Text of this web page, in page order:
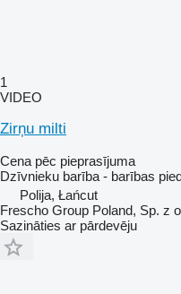
1
VIDEO
Zirņu milti
Cena pēc pieprasījuma
Dzīvnieku barība - barības
Polija, Łańcut
Frescho Group Poland, Sp. z
Sazināties ar pārdevēju